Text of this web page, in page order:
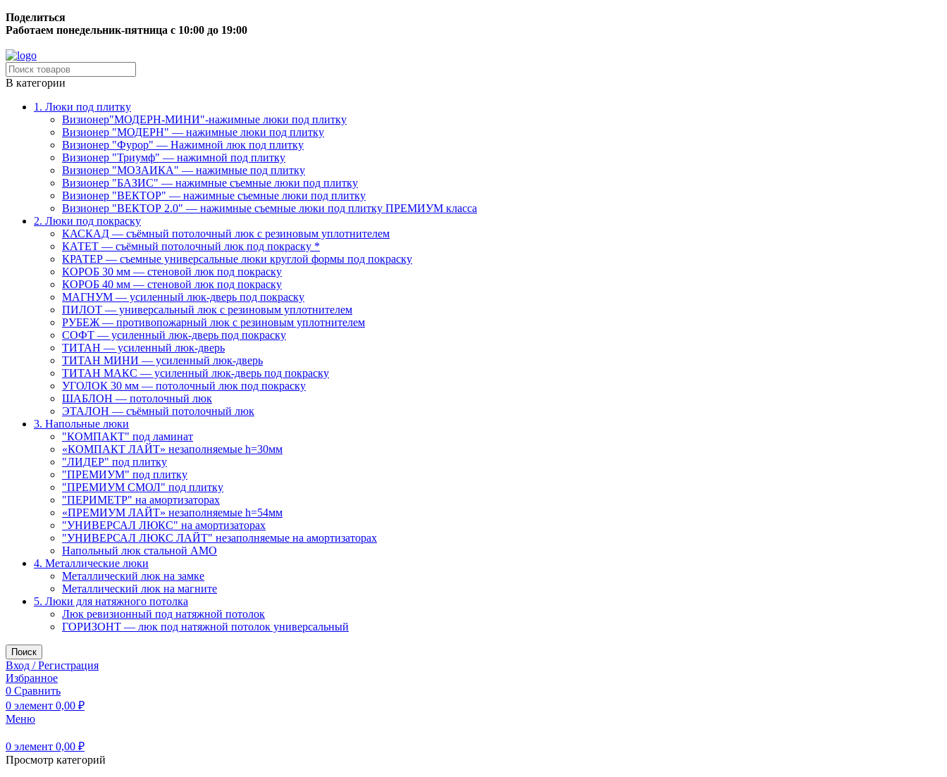
Поделиться
Работаем понедельник-пятница с 10:00 до 19:00
В категории
1. Люки под плитку
Визионер"МОДЕРН-МИНИ"-нажимные люки под плитку
Визионер "МОДЕРН" — нажимные люки под плитку
Визионер "Фурор" — Нажимной люк под плитку
Визионер "Триумф" — нажимной под плитку
Визионер "МОЗАИКА" — нажимные под плитку
Визионер "БАЗИС" — нажимные съемные люки под плитку
Визионер "ВЕКТОР" — нажимные съемные люки под плитку
Визионер "ВЕКТОР 2.0" — нажимные съемные люки под плитку ПРЕМИУМ класса
2. Люки под покраску
КАСКАД — съёмный потолочный люк с резиновым уплотнителем
КАТЕТ — съёмный потолочный люк под покраску *
КРАТЕР — съемные универсальные люки круглой формы под покраску
КОРОБ 30 мм — стеновой люк под покраску
КОРОБ 40 мм — стеновой люк под покраску
МАГНУМ — усиленный люк-дверь под покраску
ПИЛОТ — универсальный люк с резиновым уплотнителем
РУБЕЖ — противопожарный люк с резиновым уплотнителем
СОФТ — усиленный люк-дверь под покраску
ТИТАН — усиленный люк-дверь
ТИТАН МИНИ — усиленный люк-дверь
ТИТАН МАКС — усиленный люк-дверь под покраску
УГОЛОК 30 мм — потолочный люк под покраску
ШАБЛОН — потолочный люк
ЭТАЛОН — съёмный потолочный люк
3. Напольные люки
"КОМПАКТ" под ламинат
«КОМПАКТ ЛАЙТ» незаполняемые h=30мм
"ЛИДЕР" под плитку
"ПРЕМИУМ" под плитку
"ПРЕМИУМ СМОЛ" под плитку
"ПЕРИМЕТР" на амортизаторах
«ПРЕМИУМ ЛАЙТ» незаполняемые h=54мм
"УНИВЕРСАЛ ЛЮКС" на амортизаторах
"УНИВЕРСАЛ ЛЮКС ЛАЙТ" незаполняемые на амортизаторах
Напольный люк стальной АМО
4. Металлические люки
Металлический люк на замке
Металлический люк на магните
5. Люки для натяжного потолка
Люк ревизионный под натяжной потолок
ГОРИЗОНТ — люк под натяжной потолок универсальный
Поиск
Вход / Регистрация
Избранное
0 Сравнить
0 элемент 0,00 ₽
Меню
0 элемент 0,00 ₽
Просмотр категорий